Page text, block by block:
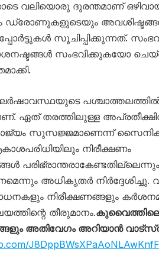
വലിയൊരു ദുരന്തമാണ്
ഡ്രോണുകളുടെയും
സൂചിപ്പിക്കുന്നത്.
സംഭവിക്കുകയോ
ഏത് തരത്തിലുള്ള
സുസജ്ജമാണെന്ന്
നിരീക്ഷണം
അധികൃതർ നിർദ്ദേശിച്ചു.
നിരീക്ഷണങ്ങളും
തീരുമാനം.
അതിവേഗം അറിയാൻ